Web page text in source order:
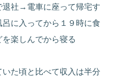
社→電車に座って帰宅す
に入ってから１９時に食
楽しんでから寝る
た頃と比べて収入は半分